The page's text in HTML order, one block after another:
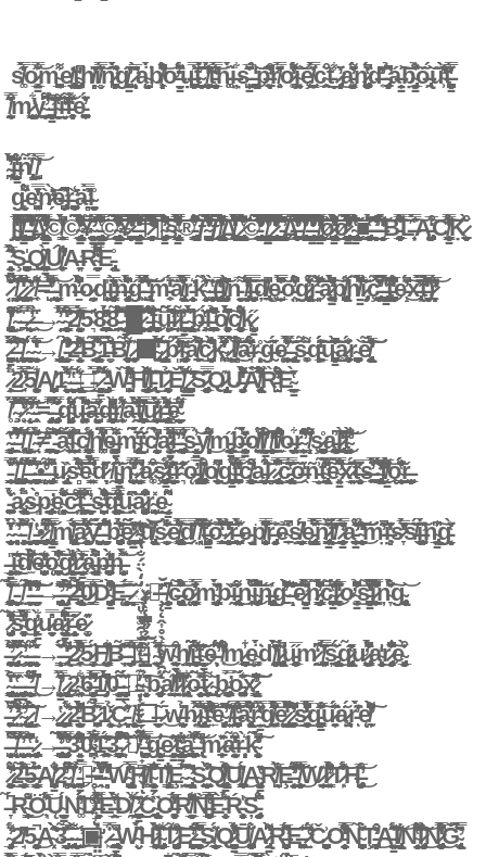
s̸͚̾̓́̎̀̋̀̍̀̿o̷̤͕̣̹̲̳̭͚̿͐̋̐͝m̴̧̘̪̖̲̱̣͖̾͌e̸̢̧̖͎̠͈͍̗̓t̴̡͍̺̤̰̜̺͆̓h̸̻͎̗̑̌̍̕ĭ̸̬͉͑͐͂̋̿̄̈́̄͝ń̷̨͈̪̗̝̀̌̽̈́̀̈́̕͘g̸̫̳̖̪͊̋͑̕ ̷̨̦̦̟̅̀͊̌̋̏̎̕ͅą̴̝̺̭͎̝̀̈́ͅb̸̛͖̹̗̞̥̹̝́̈̽͊͒͛̚͝ơ̶̳̮̮̄̄̌͆͋́́̒͘ụ̶̼̣̪̪̗̘͎͈̙̿̽͝t̴̺̣̩̠͖̩̬̗̂̑͗̉̀̌̄́̌ͅ ̸̧̰̞͍͍̬̺͗͊̋̉́͛̆̒t̵̛̩̼̜̫̲̻̙͈̮̗́̒͂͂̿̒̾́͝h̵͚͚̀̈́i̶̦̤͋s̵̺̦͎͔̳̄̅͂̐͂̑̄̋̊͘͜ ̵̧̠̮̪̜̝̱̍̒̀͐͘͝ͅṕ̶̛̞͖̠̦͓͙̞͕͒̓̂͆̕r̸̥̹͍͍̈̿̎̍̂́͊o̷̥͚͗̎́̆̒͋͐͌̌͝j̴͍̩̜̙̏͝ȩ̸͙̺͇̿̈́̓̀c̴̫͔̭͕̭̲̲͒̈͜t̵̬̣̲͋̊ ̷̡͎̦͍̹͍̻̦̓̈̄͜ą̵̨̭̣̦̫͑̊́̄̍̓͌̈́̓̑n̷̡̠̹̞̺͎̙͚̬̣̈́̔̔̄̚͘d̶͔̓̂̓̕ ̵̡̨̛̠͈̖͔̗̙̞̽͆̉̄á̶̦̳͝͠ḅ̴̡̖̫̟̳̲̬̑͋̉͑̐͠ó̶̢̭̫́͝ȗ̴̹̓̾̎̀̀̈͐̕t̶̪̝̞̳̫͕̟̟̱͙̔͛̌̅̿͐́̓̈͑
̸̨̯͍̰̭̰̈̂̓͂̋͒̈̿m̷͇̱̦̺̬̥̬͋̕y̴̛͎̟͍͙̣͇͔̲͆̑̈́̂͝ ̵̛͖̻̗͎̳̰̪̍͐̉̑̃͘̚l̴̮̣̤̱̔͌̽̔͠i̶̛̬͍̋̑̒͂͝f̵̧̨̫͕͓̟̣͉̦̘̉̃͋̒͊e̵̦͚̣̜̪̠̟̊̈́̓̆̇͛
̴̢̪̞̇͗͆̆̀̊̓́̚͘i̶̹̻͖̱̺̙͉͈̳̐̒̈́̾͂̆̈́̆̍ͅṅ̸̢̝̘̈́̃̍ ̸̖̺̭͓̖̀̿̆̕͝
g̵̨̮̘̈́͌͛̐͘e̴̯͓̪͔̿̓̄͑̔̓ǹ̷̛̗̓̀̕͝é̶̡̛̪̱͐̋͆ȑ̵͚͖̪̮͎͚̠̾͗̕ͅä̶͍̻̂͗̀̿̕͘l̴̮̖̫͎̼̗̮̊
∫̴̣͓͕͇̠̔͐͛͋̈́̊̈́̇̎̐̅͊̒̏͂̅̽̅̏̾͑̏̾͋̎́̾́̂̍̓̐̉͠͝͠ͅ∫̸̨̢̨̧͍̘͕͔̹̭̩̩̖̠̼̫̰͚͓͇̘̰̠̜̳͎͙͚̼̪̱̖͎͙̬̘̳͙͙͓͚̬̦͓͉̰̱͔̺̦͎̦̜͎̝͉̺͉̔͂̆̎̋̽̇̉̍̔̀̆̓̿̓̆̃̔̉͊̓͜͜͜͝˚̶̧̨̛̖͍͓̪̑̉̎̎̍̂̐́̉̌̈́͐̒̽̀̈́͑̇̀͐̏̒͆̐̀̓̃̾̊̊̂̒̀͒͐̀͌͒̅̉͆͌̑̿̊́̚͝͝͝͝∆̷̧̢̡̡̨̢̡̡̛̛̛̤̼̥̘͓̯̞̞̫͓͕͇̺̯̩̻̻̯͉̯̗̖̻̻̩̞̙̱̻̣̯̞̫͍͎̫̭̭̻̻̯̤̭͖̠̭͍̝͖̳͎̤̍̈͆͊̓̃̓́̈́́̒͌͂̊́͌͂̐͒̂̃͗̄̌̊̓̓̊̔͊̆͋̃͒͂̓̊̈̑̏̌́̌́̃͑̂͌̌͌̆͂̾̀̔́͌̓́̆͊̓̔́̒̉͂̓̈́̿̕͘̕̕̚̚͠͠©̸̟͇͍͍̹̓̍̀̊̒͗̎̋̽̆̓̈́́̊̓̀̽̚©̴̧̧̧̨̢̛̛̰̠̤̥̹̙͕̣̖̟̫̟̯̖̼̬̲̦̥̙̦̳̠̝̩͙̯͙̬̘͉̟̳̘͉̮͓̤̄͑̑̌͗̈́̐͐̽́͗̐́̎̓̓̄̋̂̏̂͂̂̽̄͋̏̀̌̈́̃͊̊̃̆̆͐͗̀̔̾̾̇̔́̒̉͐̓̀̎̊̓̑́̃̈́͊̾̐͋̓̃̀͐̆̐̊̆̅̓͒̔̚͘̕̚̕̚̚̕͝͝͝͝͠͝ͅ¥̴̛̛̖̼͓̬̻̻̱̳̦͖͉̮̱͉̮͙̭̠̥̞̗̤̻̖͖͎̯̣̣̠̘̜̮̩̥̰̥͔̣͔̜̩̰̳̮̠̏̃̑̽́̎̅͊͌́̂̇̎͂̈̕͜͜͠͠¨̵̢̢̢̡̧̧̧̰̦͚̠̱͕̭̹̼̬̙̭͖̳̬͉̪̲̙̖͈̳̤͙͍̖̬̱̰̳̯̠̲͔͓͉̜͍̙̘̩̰͙͖̯͚͔̪̱̥̮̞͇̠̥̤͎̹̰̖̹̠̙̣̈́̔̐̄͌̊̑̑̿͊̽̇̐̏̊̽̿̚̚͘͜͝ͅ©̴̢̨̨̡̢̛͉̰̞̝͕͔̼̻͙̖̱̯͔̱͓̘͈͙͓̼̪̭̣̼̭̭̱͓̰̥̦͕͍͚͚̰̳̰̺̳͕̼̠͙̦̘̜̦͍̦̥̻̭̘͉͔̲͇̞̪͉͈̠̲͉̱͈̰͕̱̞̪͓̜̊̓̑̓͌̔̏͒͑̃̏̃͗͗̍̅͑̿͂͑̒̒̆̆͆̓̓̌̓̃̌͒̌̔͗͐͌̽̅̅̍̅͑̍̈̾̾͊̒͋̀͐̒̍̄̽͗̾̂̚͘͘͜͜͠͝͝͝͠͠ͅ¥̷̛̭̝̗̝̪̞̈́̏̈́̐̋͋̔̆̋̎̐̀́̎͆̈́̀͂̎̔̐̈́̈́͋͋͒̈́̌̐̇͐̽̽̿́̈́̀̓̃͘̚̕̚̕͝͝͝¨̶̡̨̡̲̤̬͍̣̣̦̗̳̩̯͓̲̤̗̪̠̝͎͍̫͈̣͇̯̦͔͉̻̙̹͔̹̥̠̭̲̟͕̦̖̳͉͍̰̟̳͕̝̥̖͇͉̣̪̟̘͕̩̮̝̠͎̱̼̔́̂͗͒̍̿͂̀̍͛͗́͗͆̇̾̈́̎̂̌̾͂͆̓̾́́́̀̌̈̈́̌̄͂̔̔̅̆̆̒̈́͗̈́̓̀̍͌̍͆̌̅͊̄͗͒̌̓̚̚̚̕͜͝ͅͅ†̷̨̨̛̛̰̠̖͈̣̜̜̥̿̈́͒̔̓̅̀́̑̎̇͌͆̂͆́̓̎̋͌̐͊̀͋͒̉͆̆̃̋̃̾̏̒̂̀̅̏̇͂̏̀̔̽̒̀͂͂̏́̈̅̈́͊̂̉̈̊͗̀̔̄͐͐̓̄̉̅̐̊̀̿̅̏̚͘̚͘͘͜͠͝͝¶̴̡̧̧̗̜̯̟̩̲̳̙͖͔̻͈̩͖̗͎̮̟̰̑̓̄̾̈́͆̈̃̆̋̄́̈͗̀̎̐̆͂͊͐͛̓́̚͝͠͠͠§̴̢̘̼̼̜̳͈̝̜̰̼͎͇̣̗̄̉͊͌̿͑̈͂̓͂̈͊̑̆͐́́̅̆̊̐̋͌̂͌̽́̌͗͌̀́͌̔̿͐̒͂̕̕͝͝͝®̵̢͉̯͙͚͖̤͉̦̬͎͇͇͎̄̎͆̓̈́̈̆͊͌͒͒͘͠͝͝͝͝ƒ̴̨̨̛̛̘̥̭͉͔̱̙̯̹̜̹̘͕̤̪̗̙̻̪̩̮̤̭̙͉͔̭̘̣̩̜͆́͛̄̈̌̾͋͗͑̽̀̉̆̇̊̈́͛̉͋̀͛̑͆̋̊̓̈́̈́̿̐̈́̈́̌̃͊͗́̿̌͊̔̓̿͒̎̕̕͘̕͜͜͠͝͝͠͝ͅͅƒ̸̧̢̢̨̢̧̡̥̼̲͕͕̰̮͚̪̰͎͚̘̗̪̟̦͇̩̮̱̯̩͓̦͖̣͓͓̱̮͖̱̤̠͎̰̠͔̀̈̀̀͌̀́̂̑͋̈́̄̅̈͆͊̓̑̀̋͊͌́̔̇̂̄̍̒̓̉̐͋̽̌̅̅̐̃̃̂͛̍͌͆̓͂̂́͂̃̚̚̕͜͠͝͝͝∆̸̢̨̪̱̫̩̻̗̣̜͈̦̘͔̼̠͑̓͑̈́͊͛̽̋́̊̆́̒̓̾̈́̑̒͛̔̓͌̋͗͐̐̓̑̓́̍͗̀́͋͛̇́̓͗̉͂́̐͋̔̈́͂̊̓͘͝͝͠͝͝͝͝˙̷̡̢̨̪̹͔͈̜̥͉̹̩̺̱͉̼̭͍͉̤̙͇͈̱͙̪̣̞̙̠̘̪͌͐͋̔͆̀͒̌͂̎̆̈́͑̑̇͂͗̀͛̚͜͠͝ͅͅ©̵̡̢̢̢̧̨̡̨̛̛̛̛̛̤͎͓̫̰͔̰̟͈̣͖̺̦͇̦̤̭͙̖̼̥̟̞͉͚̭͍͎̻̘̯̪̯̬̫͖̱̭̘̠͍͚̰͕̙͓͓͉͕͖̪͖̗̦̻̝̣͔̹̻͙̠͕̤̪̤͇͈͎͔̙̻̯̈̈́͌̓̇͑̅̾̀̒̄͌̅̉̃̄̒̏̓̿͛̆̀̈̔̅̈̄̐̾̋̏͌̏̀́́͆̍̂̑͛̓́̐̉͗͑͑̽̂̌̿̂̃̈́̎͛̾͂͐͂͂̒̿̿̐̓͘͘̕̚͘̚͜͝͠͝͝͝ͅͅͅͅͅ˚̸̧̢̨̧̢̛͍̣̦̱̗̞̤̥̝̱̝̭̥͎̰̻͈̳̟̹̳̤̝͍̙̜̺̰̦̭̣̰̤͓̟̙͎͓̠̝̜̜̞͉͕̞͕̣̮̺̹͔͇͓͕̫͉͈͓̳͔̺͍̮͇̰͚̳̹͈̤̤̠̦͚̭̱̞͈͌̔͒̿̐̔̉̍̄̌̈́͗̀̈́͊̉̇́̑̃̀̄̿̀͊̅͜͝͝͝͠͝ͅͅͅ˙̷̡̨̡̢̛̛̱͈̹̠̼͖̲͓̝̥̝̯͓̺̤̮̥͖̱̗̜̩͉̺̝̟̖͈̲̙̞͍͔̪̒̊̂̎̎̈́̂̇̒̃̍̽̈̐͗̈̀̈́̅̌̂̅͒̎͆̐̒̈́̂͒̈́̔̈́̈́̂̆͐͑͛̍̊̋̔̾̐͐̀̒̃͒̊̓͌̒̂̀͐̐͂̀̅͋͑̈́̍͊̆͂̀̚͜͜͠͝͠͝˚̵̧̢̨̯̫͓̮̲͉̭͈̻̻̘̹̝̰̫̬͓̤͔̪͚̣̦̗͈̯͎̺̹͇̗̟͍͎̮̣͈̠̤̮̣͙̙̼̮̼̤̮̙͔̥͈̭͇͖͖͇̭͖̟̃͊̿̑̃͂̽̀́̅̄̅̑́̌̎͆͂̎̅̋́̚̕͜͝ͅͅ∆̶̧̛̛̱͚̠̱̬̥͉̫͙͚̎̓̀̄́͛̌̅̍̿̋͂͒̍̑́͂̉͛͊́̽̑̌̈́̏̌͑̆͂́̿̄̐̔͆̓̏̃͒̌̀́͐̋͒̿̇̋̅͋̓̎̈́̏̚͘͘͘̚͘͘͝͠͝͝͝͝͝͠͝˙̸̨̢̨̡̛̻̖͚̠̻̞̜͖̘͈͎̯̫̺̙̟͇̠̲̦͓͇̠͈́̆̏̈̇͂́̉̇̅͊̽̅̂͐̓͗͆͂͑̎́͒̅͑̋̂̂̏̾͌̀͗̏̈́̎̍̈́̀̽̉̊̆̔̚̕͝͠͝͝͝ͅ¨̶̧̢̢̨̢̛̛̛̛̗̗̪͈͚͖̼̯̼͎͍̭̥̹͎̰̳͓̗̺̣̮͉̮̤͖̫̗̲̤̘͓͎̞͙͙̯̥̹͉͇̞͈̤̳̬̻̲̞͖͎̠͈̘̜̺̺̝̼̖̖̺̩̹͓̞͓̽̾̈́͋̋͆͒̆̊͂͑̓̌̄̓̋́̅̈̓̌̐̔̃̽̏͒̊́͆̂̉͊̓̿̄͌̈́̉̈́̒͛̈́̆̄̽̃́̋͐͂̐̿̃̈́̈́̍͊̉̐̆̔̈́͑́̓͘̚͘͜͝͝͝͠ͅˆ̸̡̢̡̡̢̛̮̯̞̳͔̲̱͇̺͉̲͍͓͇̯̪͇͍̟̮͈͍͎̥͚̬͙̼̯͎̬̪̜͈̣͍͉͚̹̠̀͗͒͑̎͐̉̎̈́̉́̏̂̆̌̊̽̽̇̽̓̓̾̅͛͊̽̾́͂̂̊̅̃̈͐͐͛́͑̐̐̒̅͒̂̒̈̄͐̋̍̐̀̅͆̽͌͗̈́̌̀̽̑͂́̇̐̽̀̅̆̄͌̿͊̈́͐͘̕͜͜͠͝͝͝͝͝ͅͅø̷̨̧̢̡̨̧̡̨̻̦̣̬̼̰̖̼͉̝̞͕͖͈̮͖͕͉͚͚̞̱̜̱͚̠̝̬͖̪͔̼̜͙͍̳̹̯̗̼̬͚͙͓̦̱̙̲̮̯̰͓̱̥̺̦̝̣̗̰̭̄͑̽́͒̏͊̈̓̐́͐̓͛̓̉̈́̀͊̽̾́̑̋̆̊͋̕̚̕͜͝͝͝ͅͅø̷̡̧̛̛̠̺̻̳̯̝̤̹̠͕̟̲͈̩̳̘͙̮̗͇͚̱̫̭̳̹̳͎̲̠̺̮͍̘̦̝̼̣͚̫̻̻͓̇͆̾́̄̿̐̓̿̄̇̊͒̍̈̑̐̈́̓͋̇̑̃̈́̓̀̋̆̾͗̇͛̈́́̓́̅̊͋̌̍͗̐̓̄͒̈́̀̽̿̈́̋̿̒̈́̄̿̏̒̒̿̀̈̒̎̇̌̍̎͂̇̊͐̽̈́̿͘͘͘͜͜͝͝͝ͅͅͅˆ̴̨̢̧̡̢̧̰͉͖̬͖͓̗͙͍̥̲͍̯̬̥̱͓͙͇̤͓͉͇̟͉͉͎͖͓̩͈̟̰̼̘̲̝̖̠̙̞̪̙̳͙͍̘̫̦͎̲̩͎̲̝̰̗̜̖͈̮̣̝͚̑͆͗̆̉̔͂̈́̔͆̐͊̋̄̈́͘͜͜͝͝■̶̡̻͇̗̤͚͙̟̜͆͂̑̉́̾̔͑͆͜͝ͅ ̶͎̙̝̯̅̊͆̄͗͒̽̓͒̚̕͝ ̶̛̮̲̮̯̏͋̀́̈́̓́͑͐̒̕͠ͅB̵̥̲̻̫͖̥̥̟̫͎̞͍͓̰́̐̏͌̍͑̿̽̚͝͠Ľ̶͔͙̟̊̿̀̑̑́͠Ą̵̡̩̼̟͓͎̼̺̰͍̅̒͒͝C̸̨̟̰̳͇͖͎͓̒̈́̓̔̓̔̿̐͑̕͝͠͝͝͝Ḳ̷̣̩̹͖̙̬̬̫̠͒̌̀
̵̨̛̳̱͓̯͒̂͑́͋̑̋̀̅̽ͅŞ̵̩͉̦̗͙̗͔͙͓̮̤̖̪̍͜Q̸̠̫͓̪̳͓͂̋̀̈͘͜ͅÚ̸͖̜͕̫̙͙͖̫̐͆̀̾̕̕A̶̛͈̼̗R̴̛͉̦͍̰͍̼̰̝̈́͆̈́̿̒̆͌̂E̵̢͎̻̯̊
̷̤͈̌̀̎͊̉̍͐͑̈́͛ ̸̡̹̗̞͎͇̭̓̑̀͆̃́͛ ̷̨̢̘͇̺̘̼͕̰̩̘̪̭͙̝̀̾͆̒̽͊̾̅́͛̄̇̑̈́͝ ̷̧͍͉͂̀̓̍͐̍̕ ̸͔̼̜͋͌͐͝=̶̛̩̺̿̍̊̓̏͆̒̀̑͘ ̵̨̬̗͇̩̺̖͍̙̝̃͛͝m̶̱̓̀͐̆̋̈́̐͊̈̍̌̀̚o̷͔͙̤̩̼̦̰̿d̵̞̺͕̗̹̍i̶̡̨͕̼͚͎̥͉͔̘͇̾̄͗̊̔̅͛̀̅̑̓̕ͅǹ̶̡̥͍̤͙̥̼͍̹̗̖͍̮̟͋̏̑̈̈́͆͑̀̈́̾ͅǵ̵͖̹̾̂͂̽́̿̍̊̚͝ ̶̢͍̺̣̥̎̀̔̎̀̓̉̌́̀̈́͘͝͠m̵̥̼̅̔̒̈́͝ȧ̸̢̟͖̮̼̭̦͈̓̈́̊͐̾̆̿̀̉̿͒r̵̨̘̭̩̯̖̬͛̕k̴̜̭̻̝̉͛̃̓̊͑̋͜͝ ̵̬͓͔̦̺̥̀̔͑̇(̵̢̛̟̻͕̺̤͎̯̥̙̲̰̫̑̅͊̍̍̄̒͐̓͊̎͘͘͠ͅͅi̸̡̝̫̟̤̹̩͉̫͛̊̽̑͆̽̆̀͗n̵̬̱̮̼̣̅͌ ̸̡̛̰͉̗̣̈́̊̌̾̂̈̒̚͠ì̶̘̗͖̮̻̺̘̗͓͓̣̦̖̿͂͠ḑ̸̢͍̠̾̍͑̌̍̚ȩ̵̣̣̺̲̩͍̀̂͛͆̿̿̏͆͗ŏ̵̤͈̋͑̐̆͒̓̈́͒̈̚͜g̷̢̪͓̪̟̣͔͍̭̣̟͎̝̩͑̐̓̊̈́͜͝r̵̟͈͌̃̔͗͐͐̀͋̚͝͝͠a̷̟̭̠̳̳̹̼͚̣̓͑̈́̉̂̀̓͂͛͑̈́̚̕͠ͅp̸̢̪̟͚̻̯̟͚̗̫̼͉̰̝͌͋ḧ̸̳́̇͌̉̅͐̀̈̃́̆̚͘͝͝i̷̡̹̟͊͐̀͗ç̵̡̢̧̯̙̠͎̭̞̺̫̙̂̆̈́̿̐̒̉̃̊̎̆̕͜ͅ ̵̨̢̞̳̮͔̖͍̬͚̞̦̼̾́̍̀̇̔́̀̀̈́͋̉̍̚͘͜ͅt̵̨̪̗̝̤̠͙̺͉̙͈͔̻̔͗̑̅̑̒̐͆̓̅̈́̾̚e̵̝͊̈́͑̓̚͜͠x̵̢̦̿̍͐́̆̂̀̓t̵̗̞̦͖͐͆̀͑̑̉̽̿̏̓̒̽̃)̷̛͍̝̞̼̞̓͗͛̅̓͂̅̈̈́̓̕̕͝
̸̢̥̬̺̮͚͍̖̬̦͒̓̄̓̂͒̔͌̕̚͜ͅ ̴͎͊͌͛͘ ̶̪̈́̿̍ ̷̨̰̯̰̖̈́͋̕ ̶͍͑̀͗̈͜→̴̩̗͂́̅͂̓̋̉̈́̅̈̚͘ͅ ̴͍͇̮̬͖̥͓̱̖̱̰̥̻̈́͗̒͐̿̏̑͊̈̌͒̽͠ͅ2̸̛̖͙̖͓̰̟̦̮̙͖̤̀̓́̅̈́̓͊͑͊̓͠͝ͅ5̴͉̎8̴̠͇̲̹͎͇̪̞̱̈͐̄̄́̉̓̊̓͜8̵̹̠̙̠̏͊͆̏̃͌͊́̐͝ ̴̢̥͎̟̮̰̳̜̻̒͒̊̾̋͑͝█̷̨̮͍͍͓̭͍̠͑͋̄̇̋̽͝ ̵̨̡̨̻͈̠̘̅̈̎̐͆͐̍̍̈́̈́̄̈́͘̚͜ͅf̴̣͓͙̦̪̺̭̻̞̰̩̮̀͆͝ų̵̧̠̃͆̍̃̏̈́̃͑̕l̷̼̜̦̣͐̔̑̈l̵̨̤̹̪̳̘̣͔̓̆̈̃̏͜͝ ̴̡̨̢̧͉̱̹̠̹̗̩̞͆̈́͗̀̀͐ḅ̶̧̘̗̌̈́̔ľ̵̞͔̲̼͔̪͇̏̊̉͆͊̚̕͘ö̸̧̖̙͖̥̣͈̗̟̞̥͚͍́̽͑͊̈́̀̏̀͆̋̆͠c̸̨̨̨̗̻̲̙͚̱̞̝͚̗͈̱̐̓̌͌̓͊͋̊̽́k̷̰̟̟̝̥̘̣̞̳̮͍̺̱̋
̷̰̪̟͔̫̻̯̤̳͎̯̩̞͖͙̏̌̈́̌̂͑́̌̈́́̋̀͝͝͝ ̶̨̹̾͆̓̀̅̉͒̅̈̉ͅͅ ̸̮̩̪̣̰͚̺̝̗̣̓͑͆ ̴̧̱̩̻̻̫̯͕̮͎͖͍͈͚̈́̈́͜ ̴͕̮̻̜͖̔̑̒̅̔̏͂͂̅͊͂͊͂̈́͝↛̢̨͎̬̥͓̠͇͉̮̟͙͇̣́ͅ ̵̨̨̲̮̰̬̜̥͖̒̀̾̈̀̓͆͒̍͛̕͘͝2̶̨̜̘͍̮̙̙̤̉̐̇̋̋̆͌̄̓͝͝B̴̢̨̡̭̲̣̣͇̲̲͚͌͋̃͒̿͝1̶̼̬̍́̂̀̑͒̃̕B̸̗̝̞͚̻̟̻͖̠͓̝́̓͌͂̃ ̷̠͉͔̦̼͓̹̱̗͔͊⬛̴̢̭̹̠̒͂̌̍͛͆̀̈́̚̚͝ ̷̢̧̭̯͇̠̭̬̰̝̘͎̫̋̏́͊b̷͈̔̽̒̿̃̓̑́͝l̴̡̨͕͖̠͉̬̥̜̥͎͔̭̰̒̌̅̕á̸̠̣̖̗̖̀̄̑̌̉̐̚͘̕͜͠c̷̖̝̭̟̣̺̼̑̀̐̽̋͆̾̾̐͊̕k̴̪̟̿̇̋̀̓̿͌͌̔̓̌̊͐̔̂ͅ ̷̭̥͙͉̦͝ļ̸̲̗̻͔̈́̐̅̃͒̏̒̃͘͘͜͝ȁ̶͉̐͛̈́̈́́̓̏̑̈́̄͐̽͘r̴̨̗̝͙̊ǧ̶̰̄́̽̋ę̵̩̹̤͖͔̘̼͖͇̥͎͎͗̀͐͒͛͑̈́̓̿͂̌̎͝͝ ̵̢̧̻͉̮̼̞̦̹̲͉̭͐́͠s̵̹͖͎͚͌̃q̵̙͕̖͍̼͎̲̼̫̤̟̱͊̒̈́͂̄́̍͝͠ŭ̴̖̦̻̝͎̟̪̰̳̖̰͔̟̇̏̀̋̑̏̑̌̾̊̚͘͜͜͠͝ḁ̷̧̨̧̩̥̘̘̖͖̹̱̰͎̼̆͛̈́̾r̴̠̟̭͉̜͔̻̗͓̪̼͝ͅè̸̢͎̼͎͈̖̮̹̹̜̭̼̹̤̘̃̅͋́̇͊̋̊̕̕͝͠
̷̟̗̣̗̭͋̈́͜͜2̷͍̿̇̇͛̿̈́̕5̸͍͕̗̫̹̤͓̮̙̫̥͖̔͑͋̾̃A̸̧̧̛̺̟͎̰͍̩̙̺͚ͅ1̴̙̟̬̱̼͖̝̝͕͋͋̂͊̀̾̉̕ͅ ̵̣̮̦̝͍̙͍͖̰̔́̚ ̵̢͎͚̮̣̥̘͈̲́̈͛̾̓͜ͅ□̵̱̎̿̀͗͘͠ ̷̨̼̻͕͙̤̮͓͔͓͖̜̳̮̣͌̈́̚ ̵̡̡̡̲͈̙̖̤̲̺̽́̈́̾̒̑̃ͅẀ̵̛̺̥͕͕̙͒̏͗̃̋̇͌̎̓̈́̍͝͝H̸̨̡͇̮͖̯̻̤͇͔̲̊͊͌͋̊̀̋̈̐̍͗I̵̢͊̈͐͜͠͠T̷̨͔̘͕̱̰̩͚̉͊Ě̸̢̹͕̮͚̺̳̔̀́͊͐̄̀̇̇̚ ̷̼͔͍̗̯͉̪̼̮̼̳́͑͗͂̂̾̕͠͠S̷̡̡͉̰̝̬̥̲̖̮͚͕̰͎̿̌͂͊̂͐Q̷̢͔̞̘̝̩̻̲͊U̶̡͙̫̮̻͔̭̙̝͛͌͑̀̽͒̒́̑͌͑̔͘͝À̸̢͔̥̻̬͍͖̞̏͂̃̈́̾͒͑̄̃̒͒͛̚Ȑ̵̛̺̤̌͒̐̓̇́͐͒̄̕͘͠ͅE̴̠̳̤̩̰̲͑̔̌̇̀
̸̛̥̇́̉ ̴̧̧̏̈́͋͌̌̂̅́̀̅͆̈́ ̷̛̘̥̆̐̈́̀̎̒͘̚͝ ̴̨̨̛̬͎͔̐̿̑̓͂͗͒͘̕͘͠ ̵̹̯̥̄̂̓̉=̵̡̤̜̘̥̣͍͓͈̿͛͆̚ ̶̧̡̡̡͕̖̯̗̣̬̰̽̿͌̉̃͗̍͗͊́̋q̴̡͈̤͕͓̻͖͎̼̼̜̞̘̱̈́̈́̈́̊̈́̎̈́͊̔͌́̕ų̶̛̘̟͚̘̟̥̭̫̥̈͆̃͐͋̈́́̄͊̾̀͠͝ą̶̱̗͈̼͍̝̰̺͙̻̘̅̓͋̋̆d̶̛͇̪͇͇̻̱̯̩̣̻͔̀͗̌̈̽͋̄̔̌̑̍̒̚r̸̹̟̥̰̟͊͋͗́͋͝a̶͕̯͌̽̈́͑͌̀͘t̸͙͇̣̰͍̪͉̗̞͉̲̖̟͍͆̀̄̿͘͜͠͝u̷̙̺͎̟̗̩̯͎͍̖͕͇̓̀̀̔́̉̅͊͜ͅr̶̨̢̯̱̰̯̯͓͈̺͍̠̥̒͌͂̔̈́̀̀̓͐̄̄̇̕͝͝ȩ̴̙̯̬͉̠̠̞̙̮̞̈́̒̈̅͌͌̕
̴̡̨͇̝͉̙͕͖̥͕͚̄̽̍̋̔ ̶̯̱̯̌́͑̓͆̉̐̇́͛̓͗͠ ̸̢̗̞́̃̓̅͑̚͜͝ ̸̱̩̘̹͍̲̖͍̟͎͚̈́͂͐ͅ ̴͍̤͋͛̆̀̆̇̈́̎̇̂͊͠≠͇͖̰͍̱̦̪̫̥̟̘̐̋̒͗͐̏͜ ̵̯͕̻̣͖̄͑̌͗̃͌̚͠͠͝ả̴̟̼̟̥̫͂̃̾̑̊̒̏̈́̔̕l̴̺̙̙͇̱̉̆͐̄̚͘͝c̸̨̦͓̺̱͕͙̹̱͇͉͚̳̞̞̓́͋͑͂ḣ̸̪͓̿̈̔̋̓́̒̓͒̓͛̍̚ę̶͙̹̘͉̟̤̹̳̻̘͖̞̪͑̂͌̀͋̅͘ͅm̴̢̨̥̬̱̺̃̃̈́͐̒̇̈́̀î̴̬̺́̈́̌̒c̸̙̰̯̦͎̦̖̞̝̹̯̮̀̀̓̓̌̒̾̃̉̚a̷͚̟̳̗̭̮͊̂́̿̒̅̈́̑̒͑̚͘͝l̶̤̯̖͛͊̀̕ ̵̡̪̟̝̭̙̯͇̐̓̿̓̅͋̓͜ͅs̵̹̳̻͙͕̮͉̬͈̭̉̾͝ý̸͔͔̝̥͉̘͈̥͓͛̐͌̄͑́͜m̵̡̨͇̳̲̥͚̼̰̯̻̋͜b̶̨̳̤̳̤̼̭͍̰̥̟̩̰̣͖̂̓̄́̈̓̀̉̂̇̀̃̎̀o̸͔̠̰̼͉̙̺͒͐̒͛ļ̸͇̯̗̯̗̬͕̳͈͈͒͗̊̑̈̽̃̈̍̄̎́̕͠ͅ ̸̨̧̲̱͍̬̹͇͈͕͆̒̕f̸̛̗̲̰͆̐́̇̇͒o̶̡̠͔̭͎͋ͅŗ̴̦͇̳̹̐͛̐̄̽͆͒̄͒̕ ̸̝̩̞̹͌̆̈́̓̓̂͗͒ş̷̲̤̰͙͖͕̼̹̫̫̹̦͈̪̊a̵̧̨̫̲̙̭̪̭̤̰̮͇̪͆͗͜l̷̢̢̗͖̭̗͇̀̑̒͆̊͛͜͠t̴͎̲̘̟̩͖͕̦̩͕͙̱̔̀̾͋̐̕͝ͅ
̵̰̫̰͇̟̹̜͎̯̘̣̎̐̿̾͐̆̐͐͠ ̸̢͉͖̜̬̰̥̤͚͈̈́́́͊͐͝ ̸̨̧̡͇̺̪̝̼̯̺̙͕̫̈́̈͌̚ͅͅ ̶͎͉̫̘̙̎̀̌́̑͐͗̚͘͝͝ ̴̹̥̠̟͇̮̰͚̖̤͓̗̪͈͛͗͆̉́̓•̶̨̛̻͇͖̔̍̋ ̶̡͇͇̘̖̦͖̤̘̟̘̜̣̘̂̾͌̃͒̈͘u̷̢̡̙̮̤̝̘͐̏s̴̛̻̻̒͒͂̌̑̅̈́̀͊͝͠͠é̴̱̗͓̗̼̗͇͒̏̈́̈́̈̿͒̿͂̀͂̈́̕d̷̞̦͉͐̋̍̓̋̓̍̈ ̸̯͠i̴͎̫̱̱̜̘͕͉̜̪̳̼͍̩̍̀͂͛̀̉͘n̴̩͙̹̯̠̺͖̘̠̞̘̠̈͗̏̒̅͌̿͘̕ ̷̛̟̭͇̯̘͔̤̫̦͈̼̋̇̀̋̕̚a̷͚͎͐̋̏͑͒͠ş̷̡̞̺͇̭̠̼̳̬̪́̔̊̓͋ͅt̶͖̖͇͎͈̼̠̗̮̲̼̙̝̘͔̀̊́̈́̊̑̎̑͐̆̕͝r̴͉̊̇̔̊͊͛̑ǫ̶̨̢̖̼̙̖̙̥͉̙̿̓̚l̸̨̡̨̛̪̼̮͉̭̘͇̣͕̤̝͐̊́͒o̸̮̙̥̹͍̠͐̋̏̚̚g̴̨̘͙͍̼̥̖͖̳̜̰͓̎́͒̕̕͝ì̵̞̺̘̹̪̠͍́̉̉͋̄̎͂̽̿̒̕c̸̛̛̤͓͇͖̝̮̥̥͎͌̆͒̆͜͜a̵͍͖̝̞̼̘͇̯͋͒͘͝l̷̻̞͐ ̷̢̧͉̰̹̗̲͖̠̬̟̣̅̿͆̽͒͐͜͠c̵̢̧̗̞̱̘͇̯̙̙͙̰̍̄̋͗̍̈́̂̈̔̿̏̆͜͠ő̶̯̒ñ̵̲̮̲͎͗t̴̢̛̗̫̮͖̫̰̾̆͐̾̀̎̾̃͒̿͒ẽ̴̛̘͓͓̳̿̋̆͒̃͘̚͝ẍ̷̱͈̲͍̰́̌̇͊̌̆̆̈ͅt̶͉̼͈̥̮̜̘̲̆̇̅̔̈ͅs̶͚͖̠̈́͋͋̍̆̇̓́̈́̿́͘͜ ̴̧̢̛̰̮͕̠̪̰̞̱̞̩́̈̄̈̾̈́̓̏̈́̚͜ͅf̸̳̒̊̅͂͌̈́̈́̉̅̔̕͝ǫ̴̨̯͍͇̦̫͂̎̈̾̄̾̈́̈́̆̑̈̔ř̶̼̯̘̱̝̺̫̲̥̲̠
̵̧̙̪̠̠̖̫̣̥͚̺̫͐̾̉͛́̆͛͘a̷̢̩̠̩̹̩͙̤̦̹̜͋͋̈́͜s̶͎̊̇̀p̴̡̛͈͎̦̘͇̬̥̲̗̅ę̴̧̘̫̼̘̥̘̩͙̝̥̾̏̌̎͗̏̏͌̈́̑͑͘͜͜͝͝͝c̵͎̓͌͗̆ͅţ̶̠͉̤̥̗̗̖̞̪̪̞͂̄̐̂͊̔̿͘͘̚ͅ ̵͕̬̟̫͍̟̞͎̠̝̬͉͎̾̓s̶̛̗̯̫͎̫̦̙̣͍̫͎̩̗̺͋̄̽͐̐̓̇̀͒͂̕͘͠͝q̵̛̛̲͇͖̰͔͚͙͈͇̞̽͒̈̿̒͐̓͘͜ͅü̵̗̫̭̏͑͆͘ă̷̧̡̡̼̪͉͙͉̰̆̾͂̋͒͆̽ͅr̴̺̹̟̲͉̖̜̯̲̟̘̱̽͜͜ͅḙ̴̬̤̳̘̬͆͆͌
̴̨̗̗̣̦̠̜̖̬̮̟̈̍͐̀͗̈́̈́́̒̌̎ ̴̨͉͓̥̽̀̕ ̵̧̧̮̦̜̙̄̏͊̀́̑̐̑̚ ̸̬̻̮̭͕̦̖͔̩̞͇̉̔̽ ̵͙̟̰̻̪̣̟̞̯̭͖̰̻̟̍̔̀•̷̨̡̛̬̪̗̼͔̥̼̣͇̋̐̈̂̂̒͑̆̈́̏͝ͅ ̸̢̧̩͙̘͇̗͇̗̳̜͉̦̀̃̾̅̃̀̿͛͑̈́̈̋m̸̢̨͓̦̪̟͉̖͕̥̻̜͚̅͊͂̽̂̽́́̏̓͘͘͜͝͠͝ͅa̷̧͉̘̰͍̞̻̥̓̏̓̈́̍̓͋̈̅̉̋̈́͠ÿ̶̺͖͖̗̤͍̙̩̝̩͉̼̤̩́̑̃̊̎̒̀͘͘ ̵̮̻̝̭̤̠̝́̈́̈́͌͐́̇͋̆̚͘̚̚ḃ̵̧̧̡̯͓̟̗̪̜̫̬̦̗̦̣̉̏̎̈́̔̍̕͠͝ę̷̛͚͉̱̹̳̗͍͔̭̖̺̳̑̃͂͛͛͊́̒͗́̑̃̈́̕ͅͅ ̴͚̠͖̘̆̇̓͗̾̆̔̍̂̈͝ù̸̢̘̩̬̞͖͖̙̣̏ͅs̷̬̫̯̟̲̐̊̑̐̂̂̀͝ë̸̢̡̨̧̺̬̩̼̣͖̝͇́̉̈̆̉͛̄̎̿͜͜͝͠d̸̤̓̿͠ ̸͈͔̓̈́̀̆͋̊̿͐̊͌ͅţ̶̡̥̝̼̺̳͎͉̤̞̤̝͎̮͑̆͌̀̊̃͗̽̇̄͠ỏ̴͍̫̗̖͇̄̆͆̆̄͆͌̇̀́̂̒̏͜͝ ̷̮̠̮͓̹̘̘̔̒̑̂̒̽͗̓̉͆͜͝ͅͅr̶͙̺̠̭͇͈̫̰͋̑̈́̀̍́e̵̮͙̘͘p̸̞̯̮̺̭̟̩͉̞̥͎̬̔͋̿̄̏͆ṙ̶̡͈͈̙̱̯̌͝ẻ̴̠̟̽͑̚ṣ̸̘̦͈͔̼͇̘̞̰͆̈́̕ę̵̢̤̻͇̬̟̝̥͈̿̽̐̅̈́̄̄̿̈́͘͘͠n̷̢͇̞̠̳̜̜̟̜̟̼͔͂̽͗̐̀͜t̸̲́̍̑̀̃̊̎̓̄͗͘ ̷̨̛̳͔̠̰̬͎̠̼́̋̎̇̈́̿̍̓́̓̽̇a̵̛̟̠̳̹͍͔̩̯̫̐̂́͑͐̍͗̕͘̕͝ ̴̨̠̦̗̯͉̬̯̰̼̑̉̓̄̂͛̒̓̑̓̕͜͠͝͝ͅm̵̤͊̓͂͂̚i̶̧̻͊͐̒̄̓s̷̞̏́̓̅̒̎̓̉̍̕͠s̸̖̏̈́͠į̶̛̥͙̥̠̼̺̹͈͉̙̼̫̀͊̈́̇̌ͅn̴̢̢͈̲̲̫͎̳͆̾͠g̵̣̖͔̝̬̔͛̈̀
̶̧̨̳̝͕̲̭͙̎ì̶̛̤̹̼̯̣̠͓͖̙͍̭̑̌̌̾͐̋͠͠ḏ̸̫̓͌̎̐̀̇̈́͘͠e̶̬̮̹̺̗͍̜̹͔̺͙̜̫̭̦͗̏̒̔̾̈̏̏͘̕ǫ̴̼͙̪̬̓̅͆̅̇̐̇͝͠g̷̛͈͔̰̘͓͍̼̲̦̯̳̩̐̀̔͗̾̊̓͜͜ͅŗ̷̩͇̳͙͔͉̩̮͙̗͈̰͉̒̅̽̊͛̀̏͘͘͘͘ä̶̧̜̲̥̬̹̘̰̤͍̱̠̖́͑͊̉̐̚p̶̨̠̭̩̪͕̣͈̙̀̀̾͛͊̒̕h̶̩̺̝̘̥̬̀̋̏̈́͋͝
̸̡͇͚̜͓̝̬̭͔͍͍̺̏̑̊͗͗͑̅̈́̈́̃̈́͊̿͝ͅͅ ̵̻̲̝̦̖͉͕̺̽ ̸͍̰͑ ̵̩̞̙̼̬͆̇̀͌̒̄̀̐̊̃̽̒͘̚ ̶̠̗̫̮̤̯̻̼͆̋̎͛̓̋͗̏̐͌̕͠͝→̶̢̛̙̪̞̱̻̜̝͗̽͗͛̊̽̋̆̏͂̚ ̶̡̳̩̈́̆͐͂͌̇̋̆̋̀̀̐̀̓͘2̶̢̨̹̣̼͚̠̭̼͆̎̒̅̃́̈́̀̈́̽͜0̷͇͔͋̌̿̎̄Ḋ̴̡͎͓͔̺͔̪̳̓͆͒͒̀̾͊̓Ę̶̹͎͓̻̬̭̫̜̩͙̟͍̖̆̈́̅̂́̄͠ͅ ̷͉͙̞͇̻̈̌ͅ◌̷̠͈̞̺̫̯͎̮͔͚̝͓̠̒̒̀̈́̐̔͛̐͘͠͝⃞̶̧̨̨̭͎̥̖̝̼̖̥̝̯̤̋̆̕ͅ ̸̧̦̣̳̭̰̬̟͆̎͝c̶̢̡̯̣̖̝͕̱̥̜̱̩͍̮̪̅͒͊̑́̃̐͋͝ǫ̷͇̣̰͙̻͚̈́͐̎̾̓̿ͅm̴̡͎̹̗̻̩̼͇̠͖̀̓̏̈́͊́͘ͅb̵̗̊̏ḯ̵̢̲̰̭͈͕͍̗͕̫̭͕͌͐̍͗̋͜n̴̦̯̟̆̉̐͜͝i̴̧̡̱̖̦͚̗̲̺̱͌̀͒̃̑̈́̚͘͝͝n̶̨̢̫͚̩̞̪̜̙͈͉͉̯̬̘͐g̴̠͐̇̀̎̀̓̎̈̆͌̚͝͝͠͝ ̶̝̎͛͆̾̾ͅè̷̛̳̟̺̱̼̮͈͉͉̣̽͂̐̑̀̿̂̀̈́̾̋ͅn̷̡̬̜̩̬͇͇̱̼̭͙̘̟̗͙͋̓̇̂̊͊̉̅̉̃́͆͝c̴̳̪̥̩̖̠̅̄̇̃̋̊͗̅͌̊̔̈́͘͜l̷̮̞͚̅͋̋̈́̑̒̋̋͛ơ̴͚̳̘͕̹͎̾̂͑͆̄̂̈̉̽̚͜͝s̵̨͓͈̺̯͕̳̤̩̪̯̙̜̺̓̃̆́̓̒̾̽̐̉̌͘̕ͅi̷̞̠͖̙͕̖̙̥͇̰͌̑̃͛͑̾̾͒̿̎̌́̀͋̚ņ̴̞̐̐̉́̽̈́͂͑͠g̴̨̢͉̺͔̯͝
̷̡̮̦̗͎̮͎̻̺̞̬̽̈͊̽̓̃̒͌̅̕͝ͅs̴̟̼͎͚͕̻̆̀͋͌̒̐̅̉̉̿̂̅̕͜q̷̹̱̳̟̀͋̓u̷̬̫̼̟̩̿̇̎̊a̷̢̡͔̰͖͎̘̭̩̳̠͐͆̈́̑̅͒͐̍͆̒͝ͅr̶̨̜̮͉̥̤̯̝͂̊͗̅ͅe̷̮͚̬͔͊̎
̶̧̛͚̫̬̜̰͚͔̫̖̞̞̌̉̉̋͌̈̏͂̎̍̇͜͠͠ ̷̧̡̗̲̞̤͖̦͍͈̻͎͑̂̀͗̈́̑̀̍̽̈́̀̋͒͒̚ ̴̮́̀͌́̕ ̶̧̧̺̘̘͉͇̣̗̠̻̦̦͇̩̆̾͗ ̵̗̥̞̮͍̙̻̎̍̃̉͛̋́→̵̨̙͇̙̄͑̏̈́́̽̄̈́́ ̵̢̖̖̭̒̓͌́͐̀̈̚͜2̷̼̥͙̫͋̎́͋̈́͒͛̀̔̐̇̿͜͝5̷̬̗͔̱̱͚̈́͜F̸̼̱̺̤͇̞͔̺̮̭͖͙̺͕͋̔͆͐͝͝B̶̫̟̫͙̄̃̂̋̋̆̾̽͝ ̵̡̯̯̠̿͂̎̎͒̚◻̵̲̰͂̌̉̋̑̿͑̀̇͊̌ ̴̛̟̹͖̩̣̦͙̞̩̠͉̣̖̖́̑̅̇͐̑̽̚͠w̴͉̳̠̥͖͒̍̑ͅḥ̸̺͕̩͇͇̔ȋ̵͎̪̯̘̪̥͚͓͖̟̬͚͑̃͌̃̃͂̈́́͋̓͜͠͠t̴̰̳̣̗̱̻͑̑͛̏̑̄̇̊͘e̶̦̩̖͕͂̈́͆͌̕ ̸̛͔̒͑̑͛͒̈̓͒̐́̐̐̔͜m̷̨̧̘͚͔̣̠̲̞̺͋̾͜ę̴͚̟̗́̀́̈͘͘ͅď̸̨̩̙̰̗͚͈͎̎̂̀̀̂̓̎̑̉̔̕ī̷̢̻̖̖̻̣̪̙̻͔͓̤̹̃̎̈́̕̚u̵̩̯̼̙͚͍̜̙̲͓̰̅̋m̷̰̱͔̈͆̒͝ ̸̧̟̫͓̙͖̺̰͓͂̊͑̿̂̈́́̒͠ͅș̵̢̠̫̞̠̲̮͎̤̗̻͕͖̈́͐͜q̷̢̫̹̱̝̣͙̃̔̑̋̊ͅư̷̡͇̺̗̤̠̤̾͂͑̉̉̈́̌͋̊̚͘a̴͍̞̮̹͓͔̝͕̭̒̍͗͜r̷̨̡̖̘͙̭̥̹̯̟̯̦͋̄̾̆̆̐͊̏͋̚͠e̴̡̜̗͓͓̮̲̯͖͎͒͗̀
̴̡̨̢̯͉̪͖͇͖̖̒̊̉̏̉̐ ̵̨̳͖̤͇̔̈͊̅ ̵̡̺̠̳̠̫̩͔͓̹̟͎̖͚͍̏ ̶̨̨̛̦͉̖͔̠̦̥͇͙͍̤͛̊̄̎̈́̈́̎̐̈́̕ͅ ̸̤̹̉͆̂̃́̋̋͜↛̛̤̗͕͙̳̦̯̜̞̺̖̋̀̿̎̊͂͒̓͜ ̷̧̢̨̻̮̹̗̣̟͔̹͙̘̥̄͜2̴͔͈̰̫͋͂̕͜6̶̧̳̘̬̺̭̜͈͂͑͛́̿̈́̌͆̊̕̕͜͜1̸̡͂̓̏͂͆́̽̌̑̋̀̀̽́0̶̧̙̳͔̙͍̫̮̲̗̣̗̮͂̈́̇͂ ̴̪̗̩͔̘̳̝̜̈́̆̋̈́̃̍͘☐̴̘̟̞̦̘̮̘̲̭̩̙͛͊́͗̒̓̕͠ ̴̝͔̮̻̙̞͉͙̣͍͕̉̔̆̂͠b̴̡͚͍̻̟̠̫̦͍͐͋͑a̸̛̲̼͔͖͇͉̒̃͂͝l̷̟͑̈̉͆̔̓̀̈͋̀ͅļ̷̢̯̺̟̘͓̆̽͋̔̅͘͘o̶͈͍̜̝̗̜̼̬̬̝̥͍̟͊̃̇̃̽̚t̷̠̲͍̣̭̞͚̖̙͚̲̣̯̗̀͌͜ ̴̢̗̆b̵̧̡̧̧̛̪̠͇̪͔̘̤͎̦̖̉̿o̵͓̫̤̥̟̠̪̽́́̾̌͂̃͠ͅx̷̢̡͖͕̯͇͈̱͕͙̾̈̾̽̓̑͆̕͝͠
̶̼̫͖̥͔͖͚̙̙̓̀̐͊͗ ̷̣̹͇̀̍̉̌̊͌̃́̌̓̀̕̕͝͝ ̴̢̛͖̤̯͍͐̾̀͘͠͠ ̷̢̲̟͕̙͉̻̖̖̗̹͚̈́̂̐̉̋̈́͂̉͠ͅ ̸̭͙̓→̷̧̢̠̹̪̠̔ ̷̧̱͇̣̪̺̙̫̆͗́́͋͘͘͝2̵̨͎̠̮͕̤̤̩̰̽̄͛̈́͗̇̀͌̓̀̚͝B̷̹̭̰̫̙̭͎͔̪̖̅́̃͊̂ͅ1̷̞̩̝̼̝̯̖̉̒̌͜Ç̵̻̫̝̼͙̽̓̍͂̀͛ ̸̨̼͔̦̝̹͓̮̖̗̙̇⬜̶̮̠͎̩̂ ̷́̄͜w̶̨̰͉̖͖̖̫̣̖͈̹̉͗̆̑͘ͅh̷̢͎̼̤̿̀́̋̋̄̚͘͘͝ì̴̧̢̥̬̦̝̌͐̑͛̀͗̾̕͝t̴̛͍̲̅̅̊̒̍̒́͒̉̎̍̈́͘͝è̴̡͉̘͖͍͕̹͖̦̙̦̇̈͂̇̂̂̚̕̚͜͝͠ ̸̛̱͈̌̈́̎͝͝l̶̨̧̛̦̺̩̣͖̪̹͚̿̔͋̊͊̍͒͒̂͠á̴̢̧̢̡̞̗̼͎̣̻̘͎͋̀́͌̏̈̅͑́̔̂̓̀̐ͅr̴̛̳͙̀̓̓̋̿͒̔͘͘g̸͇͔͙̤̭̺͊̋͒̿̐̈́́͗́͑̉̑̂͝ͅę̷̢͇͍͔͔͔̠̮͍̩̣̙̟͉̀͌͂̇̈́̑͛͆̒͒ ̷͚̬̫̼̓̾̀̓̋̅̄͌̽̓̚͜s̷̨͖̼̰̦̣̤̭̲̲̼̭̐̒͋̽̾̒̿́̍̓̑̊̚͜q̵̨͉͔̝̫̝̭͇̙̦̩̟̳̪͙̐̋̅̽̐̂̾͠u̷̱̼̩͍̾͂́̈́̂ä̷̧̤͚̱́̆ŗ̵̓̀̇̀͊́̄͘ͅę̸̛̰̞͊̀̾͆̊̍̽̒̀̌̔̽͌͠ͅ
̶̣̟̺̻͔̥͋̌̉͌ ̸̨̝͖̲͌̈̎̈́̀̃͑̈͂̿ ̶̣̝̗̬̙̱̺̮̫̮̫̟̝͒̀̓͊̀̈͜ͅ ̵̖̠͕̞̹̉̆͂̏͆̔̾̾̚͘ ̷̡̦͚̼͇̖̥͉̠̒→̶̢̛̲̬͙̪̞̹͍̬̅̓͑̽̈͐̊́͒̃͌̃͝͝ ̵̡̡̼̰̬̹̖̙̝̙͊̔̈͌̿̑̆̈́̾̕͝͝ͅ3̵̙̳͓͉̊̓̾͒́̽̌͐͗̚͘̚̕͝͝0̵͕̪̿̌̾͋̇̀̕͠1̶͚̤̲̹͔̠͗̓̂̏͛̾̎̋̆́͠3̵̨̝̪͍͇̝͎̯̙̫͕̬̞̇̈́͒̋̾͋̎̆̾͑̐͝ͅ ̷͎͕͎̾̊͒̋̏̆̀͒̀͒͘̕͘͝〓̸̢̟̻̗̼̬̩̑͂̋͗̆̈́̔̅̚ͅ ̶̛͚͕̻͉͍̪̍̈́̈͑̊̿͛́̃͊̌̓̃͝g̵̹̙̣̮̟̹̺̜͙͈̭̳͐̾͜͠ͅe̷̬̟̯̯̤͙͕̳͊̎͜͜͝t̵̢̡̛̤̳̮͈͇̟̩̫̟̜̐͐̒̌̌͜͜͝ͅa̵̧̲͉͖̫͇͚̼̹̺̙͈͈͈͆̔͋͒̀͘͝ ̵̢̛̓̍̀̊́̚͝m̷̠̙̥̙͙̆̽̎̽ä̶̩̰̟̗̮̘̤͕̆̒̃̄͒̒̓̏̓r̵͎̞̜̝͎̙̀͛k̴̨̨̥̭̥̫͍͍̘͉͙̮̖͔̝̊́̓̒̈́͂̃̀͘̚̕͠
̷̧̜͕̰͖̘̥̰̮͖͉͈̣̇͗̈́̊͗̓̐͂̄̇̑̽͜2̶̹̹͇͔͔̘̮͍̭͒̅̇̃͂̆͐̈́̽͝5̶̨͇̤̥͙͓̮̮͔̏͂̽͐̆̆̀̆̉ͅA̸͕̘̳͎̪̟̹͉͗̐̍͋̕2̴͍̻̖̪̇̓̈́͗͌͌͒͘ ̸̨̣͉͎͉̱͗͊͊̽̔̎̄̀͌̓̌͜ ̵͚̘̪͓͉̯͍̹̳͔̹͍̓̀̿▢̶̥̹̼͚͕͍̘̓͛͒̀̏̈͂̇ͅ ̶̘̭̎̉̂̀̉̌̒̇͛̑̉̐̕̚ ̴̻̦̈́͂̉͋̔̈́̇̇̉̀̒́̚͝W̴̢͓̺̝̫͕͈͍̤̄̿̿̔̿́͊͝Ḩ̸̥͇̊̄̎I̴̦̮͓̮̭̳̖̹͙̙̜͖̅͋̊̐͆͛̋̎̅͘͝ͅT̸̢̡̛͕̩̘͓̞͇̗̓̍̄͑̔̓̎̆͛̐͑̕͘Ȩ̴͔̫̤̈́̄̅͆͛ͅ ̴̢̛̯̦̬̠̙̠̖͆̌͊̕S̵̙͙͇̺̠̲͙͎̹̰͔̼̻̰̀͒̽̍̚͠Q̸̢̨̳̘͍͇͕̱̪͈̖̤̣̽̋̍͒̍̔̉̔̐̋͝͠͝U̸̧̨͖̗͇̪̭̦̓̇́̓͜A̴̡̨̛̤̦̗̮̮̳̯͓͉̽̔̄̍R̸͉̺̖͑̐̽̾̀̀̅Ȩ̶͎͙̜͙̬̙͔̯̏̓̓̌͑͌̎͊̕͝͝ ̸̮̰̠͉̹͎̝͙̣͎̜̥̘͂̈̽̐͆̿̎̄̏͐̃͜͠͠W̷̙̦̭̠̞̖̯̜͊I̷̛͓̯͇̓̆̉́͗͋͛͒̄͆͝T̷̙͔̈̋̂͋̏̾̾͐́͝͝H̶̡̺̞̣̰̫̬̯͒̅̑̏̕͜͝ͅ
̶̞́̃͆͘R̴̥͇͎̭̩̥̩̟̱̥̐̇̑͌͜Ö̵͉̹́͊͐̈́̅͋͝Ų̴̣̳̮̠̟̱̭̳̈́ͅͅN̴͚̈́̌̋̈́̈́̓͗͝D̶̻̟̬͖͐͛̀̾͛͒̒͌́͌̔̿̀E̶̱̤̯̲͕͌͐̀͐̈́̔̀͊D̸̦̰̄̽͋̀͐͝ ̷̦̖̞̹͖͇̱̳͈̪̑̈́̑̓̆͜͜͜͜C̴̢̢̨̲̲͎̜͉͕̙̠̏̈́O̶͚͖͍̻͉̥͔̅̓̋̋́̅̽͛̒̆́̚R̸̲̟̮̝̰̦͙̣̱̼̍̆̾̎͌͂̋̄͋̇̚͝͠͠Ǹ̶̨̺̲͉͙͉̺̬̺͍̬̟͚̿̿̔͆͒̕È̵̹̮̥̩̈́̈͊̾̉̑Ŕ̵̜̫̝̘̩̭͓̹͑͑͝Ș̵̡̡̨̰͔̟̬̰̞̹̞͍̋͆̐̋́͘ͅ
̴̧̡̲͓̘̙̹̖͕͔̦͕̱̙̖̓͋̈́͑2̸̘̌̓͂̄5̵͚͈̜̭̮͔̥̰̼̙̚͜A̴͓͑̂̽͂̀̀̽̀͛͝͝3̶̡̰̼̻̱͇͍̯̦̃͗̅̽̏͘͝͝ ̴̢̫͕̹̠̤̥͓̀͋͌͜ ̵̜̗̰̱̕ͅ▣̵̛̤̤̔ ̷͖͒̍̿͘ ̶̢̫̼͇̳̪̲̆̊̚͘W̴͖̬̽̀̈́́̀̆͘͘H̷̛͖͖̲͕̩̤̫̣͚̞́̀̆͑̑̽͌̀͝͠͝͝I̴̡͓̖͍̺̝͈̲̱͍̲͋̄͛͝T̷̨̡̧͈̜̝̱̮̪̤͓̹̩̃̊͒̋̈̓̑͗͠͝E̷̛̯̻̪̬̻͓̣̦̪̙̟̜̜̗̓̑̐̑͜ ̶̩͔̞̲̝͉͚̤̣͚́̊͆̀̆͑͂̿̈́̋͐̚S̸̨̩̲͙̯̟̠̙̠̙̯̈́͐͛Q̷̨̥̬͖̮̝̗̤̬̭̪̳̎̄̇̉̔͑͋͋̽͋̓̓͘͜͝͠Ū̸̡̼̞͚͕̺͕̘̻̐̈́A̷̢̭̳̯͌͆̇̀̍̕R̶͎̱̟̫̪̗̻͔͆̽̈́̏̅̂̕͘E̶͔̯̪͓̾̂͊ ̷̛̱͍̍̔̈́̑͌͘Č̷̦̮̪̱̻͕̺̟͚̱͗O̵̦̞̹̼̹̞̬̝̱̜̱̯̘͊͛̊̽̿͋̈̏̍̉̒̐͘̕N̴̬̞͙̪̊̈́̐̃Ţ̵̦͕͈̪̥̣̘͔̞̓͗͒̓̐̕͜ͅA̶̗̭̰͈̳͓̱̟̼̼͑̑̈̋̌̈́͋͊͝I̸̢͎̻̼̤̗̩̮̼͑̎̐͛͐͘͝N̴̻̬̤̘̗̜̽́̽̔͐̑̑̅̑̆͌́̐̚͠Ï̷̡̞̯̩̮͖̗͑̉̑͂̽̎̄͜͝N̷̡̨̼͈̲̰̭͍͗̓͒̄̉͋̔̍̓̈́̿͑̈́̚͜Ǧ̴̨̢̛̬̟̼̱͍̩̏͑̿̌̃̿̏̈́̉̂̇